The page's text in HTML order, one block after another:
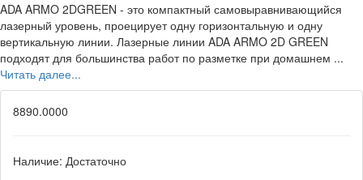
ADA ARMO 2DGREEN - это компактный самовыравнивающийся
лазерный уровень, проецирует одну горизонтальную и одну
вертикальную линии. Лазерные линии ADA ARMO 2D GREEN
подходят для большинства работ по разметке при домашнем ...
Читать далее...
8890.0000
Наличие: Достаточно